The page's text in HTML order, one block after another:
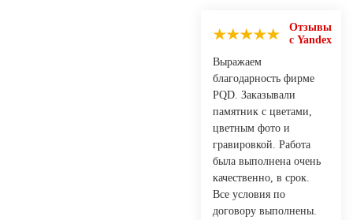
Отзывы
с Yandex
Выражаем
благодарность фирме
PQD. Заказывали
памятник с цветами,
цветным фото и
гравировкой. Работа
была выполнена очень
качественно, в срок.
Все условия по
договору выполнены.